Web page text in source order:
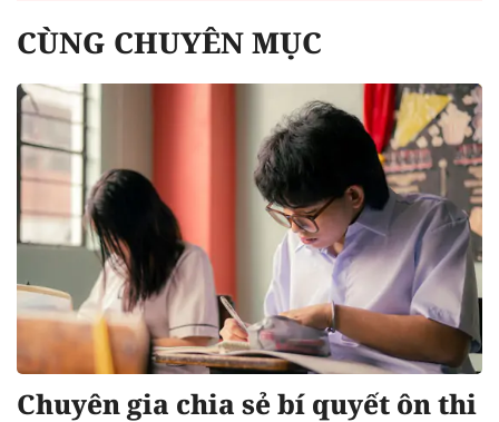
CÙNG CHUYÊN MỤC
Chuyên gia chia sẻ bí quyết ôn thi